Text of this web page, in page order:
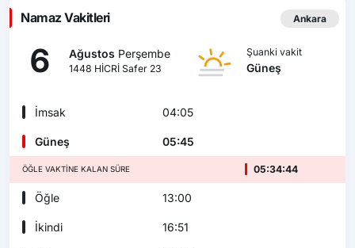
Namaz Vakitleri Ankara
6 Ağustos Perşembe
1448 HİCRİ Safer 23
Şuanki vakit
Güneş
İmsak 04:05
Güneş 05:45
ÖĞLE VAKTINE KALAN SÜRE 05:34:42
Öğle 13:00
İkindi 16:51